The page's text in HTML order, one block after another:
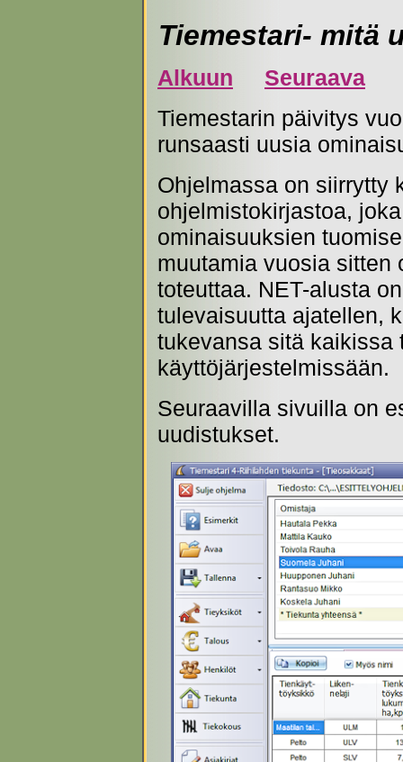
Tiemestari- mitä
Alkuun
Seuraava
Tiemestarin päivitys
runsaasti uusia
Ohjelmassa on siirrytty
ohjelmistokirjastoa,
ominaisuuksien
muutamia vuosia sitten
toteuttaa. NET-alusta
tulevaisuutta ajatellen,
tukevansa sitä kaikissa
käyttöjärjestelmissään.
Seuraavilla sivuilla on
uudistukset.